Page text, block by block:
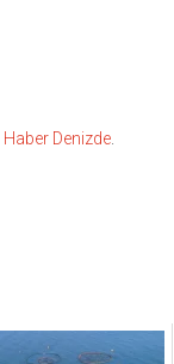
Haber Denizde.